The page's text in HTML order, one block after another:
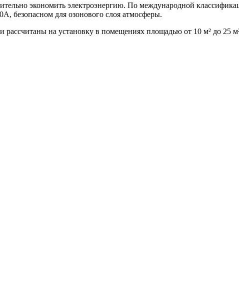
экономить электроэнергию. По международной
безопасном для озонового слоя атмосферы.
на установку в помещениях площадью от 10 м² до 25